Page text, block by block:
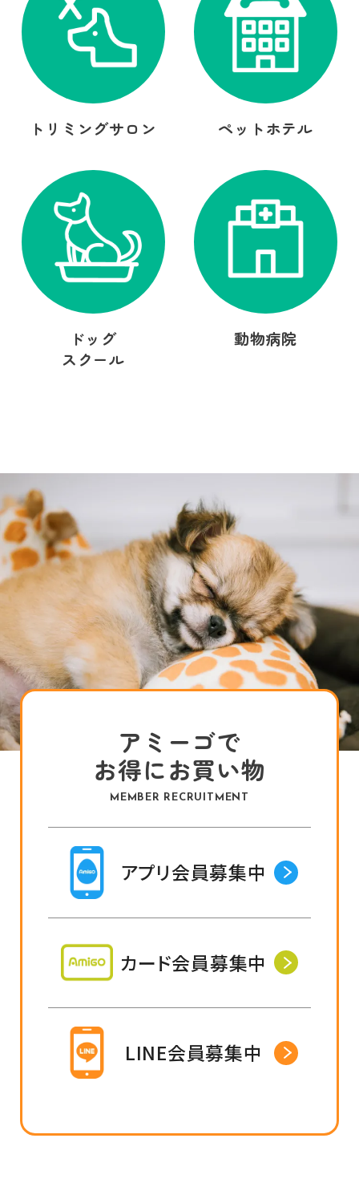
トリミングサロン ペットホテル
ドッグ
スクール
動物病院
アミーゴで
お得にお買い物
MEMBER RECRUITMENT
アプリ会員募集中
カード会員募集中
LINE会員募集中